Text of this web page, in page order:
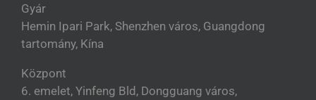
Gyár
Hemin Ipari Park, Shenzhen város, Guangdong
tartomány, Kína
Központ
6. emelet, Yinfeng Bld, Dongguang város,